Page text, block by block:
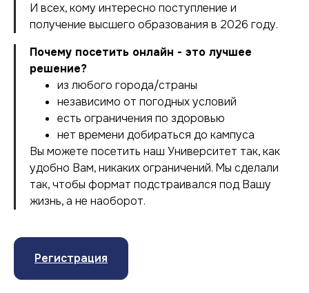
И всех, кому интересно поступление и
получение высшего образования в 2026 году.
Почему посетить онлайн - это лучшее
решение?
из любого города/страны
независимо от погодных условий
есть ограничения по здоровью
нет времени добираться до кампуса
Вы можете посетить наш Университет так, как
удобно Вам, никаких ограничений. Мы сделали
так, чтобы формат подстраивался под Вашу
жизнь, а не наоборот.
Регистрация